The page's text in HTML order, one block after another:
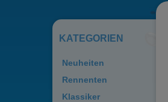
KATEGORIEN
Neuheiten
Rennenten
Klassiker